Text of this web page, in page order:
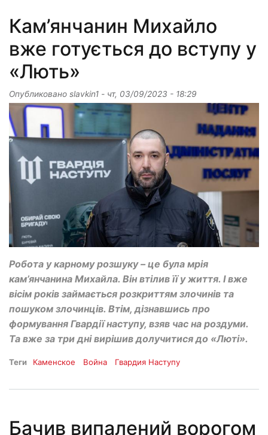
Кам’янчанин Михайло
вже готується до вступу у
«Лють»
Опубликовано slavkin1 - чт, 03/09/2023 - 18:29
Робота у карному розшуку – це була мрія
кам’янчанина Михайла. Він втілив її у життя. І вже
вісім років займається розкриттям злочинів та
пошуком злочинців. Втім, дізнавшись про
формування Гвардії наступу, взяв час на роздуми.
Та вже за три дні вирішив долучитися до «Люті».
Теги Каменское Война Гвардия Наступу
Бачив випалений ворогом